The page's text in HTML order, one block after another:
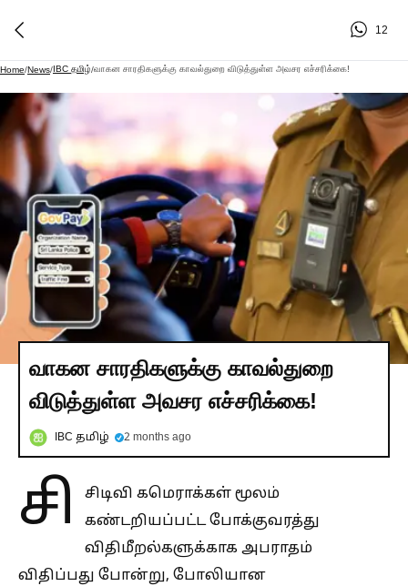
12
Home/News/IBC தமிழ்/வாகன சாரதிகளுக்கு காவல்துறை விடுத்துள்ள அவசர எச்சரிக்கை!
வாகன சாரதிகளுக்கு காவல்துறை
விடுத்துள்ள அவசர எச்சரிக்கை!
IBC தமிழ் 2 months ago
சி
சிடிவி கமெராக்கள் மூலம்
கண்டறியப்பட்ட போக்குவரத்து
விதிமீறல்களுக்காக அபராதம்
விதிப்பது போன்று, போலியான